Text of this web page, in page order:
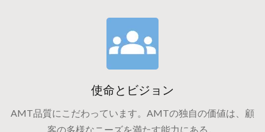
使命とビジョン
AMT品質にこだわっています。AMTの独自の価値は、顧
客の多様なニーズを満たす能力にある。